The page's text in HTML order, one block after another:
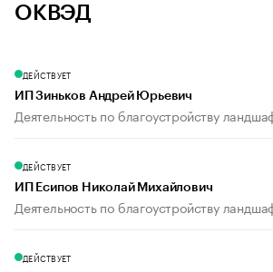
ОКВЭД
ДЕЙСТВУЕТ
ИП Зиньков Андрей Юрьевич
Деятельность по благоустройству
ДЕЙСТВУЕТ
ИП Есипов Николай Михайлович
Деятельность по благоустройству
ДЕЙСТВУЕТ